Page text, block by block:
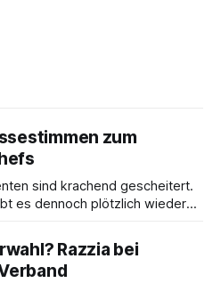
zum
sind krachend gescheitert.
es dennoch plötzlich wieder
Razzia bei